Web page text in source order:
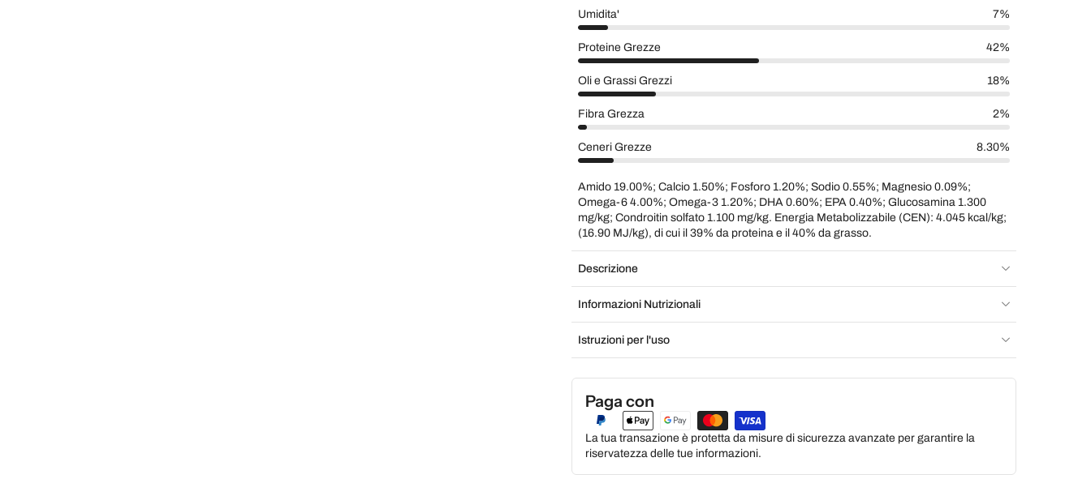
Umidita' 7%
Proteine Grezze 42%
Oli e Grassi Grezzi 18%
Fibra Grezza 2%
Ceneri Grezze 8.30%
Amido 19.00%; Calcio 1.50%; Fosforo 1.20%; Sodio 0.55%; Magnesio 0.09%;
Omega-6 4.00%; Omega-3 1.20%; DHA 0.60%; EPA 0.40%; Glucosamina 1.300
mg/kg; Condroitin solfato 1.100 mg/kg. Energia Metabolizzabile (CEN): 4.045 kcal/kg;
(16.90 MJ/kg), di cui il 39% da proteina e il 40% da grasso.
Descrizione
Informazioni Nutrizionali
Istruzioni per l'uso
Paga con
La tua transazione è protetta da misure di sicurezza avanzate per garantire la
riservatezza delle tue informazioni.